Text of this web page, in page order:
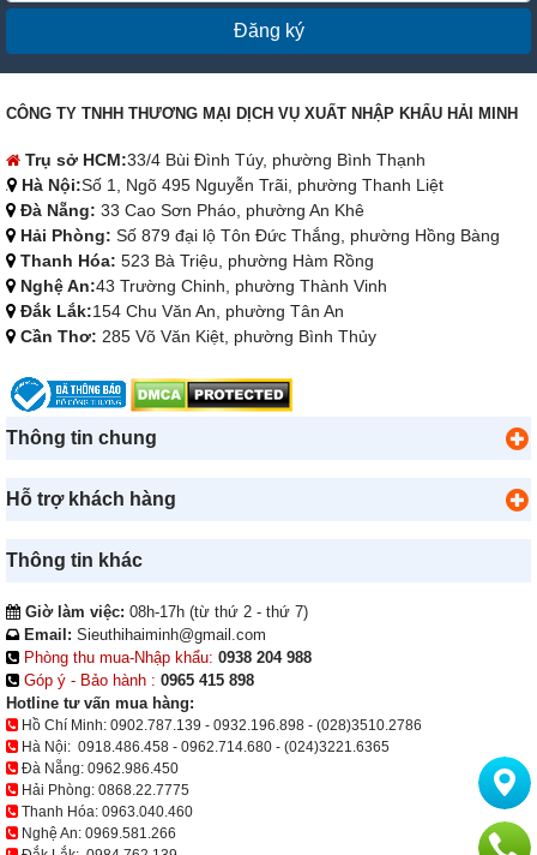
Đăng ký
CÔNG TY TNHH THƯƠNG MẠI DỊCH VỤ XUẤT NHẬP KHẨU HẢI MINH
Trụ sở HCM:33/4 Bùi Đình Túy, phường Bình Thạnh
Hà Nội:Số 1, Ngõ 495 Nguyễn Trãi, phường Thanh Liệt
Đà Nẵng: 33 Cao Sơn Pháo, phường An Khê
Hải Phòng: Số 879 đại lộ Tôn Đức Thắng, phường Hồng Bàng
Thanh Hóa: 523 Bà Triệu, phường Hàm Rồng
Nghệ An:43 Trường Chinh, phường Thành Vinh
Đắk Lắk:154 Chu Văn An, phường Tân An
Cần Thơ: 285 Võ Văn Kiệt, phường Bình Thủy
Thông tin chung
Hỗ trợ khách hàng
Thông tin khác
Giờ làm việc: 08h-17h (từ thứ 2 - thứ 7)
Email: Sieuthihaiminh@gmail.com
Phòng thu mua-Nhập khẩu: 0938 204 988
Góp ý - Bảo hành : 0965 415 898
Hotline tư vấn mua hàng:
Hồ Chí Minh: 0902.787.139 - 0932.196.898 - (028)3510.2786
Hà Nội: 0918.486.458 - 0962.714.680 - (024)3221.6365
Đà Nẵng: 0962.986.450
Hải Phòng: 0868.22.7775
Thanh Hóa: 0963.040.460
Nghệ An: 0969.581.266